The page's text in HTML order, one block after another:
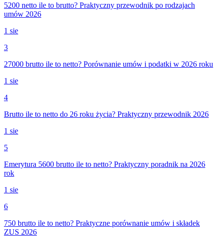
5200 netto ile to brutto? Praktyczny przewodnik po rodzajach
umów 2026
1 sie
3
27000 brutto ile to netto? Porównanie umów i podatki w 2026 roku
1 sie
4
Brutto ile to netto do 26 roku życia? Praktyczny przewodnik 2026
1 sie
5
Emerytura 5600 brutto ile to netto? Praktyczny poradnik na 2026
rok
1 sie
6
750 brutto ile to netto? Praktyczne porównanie umów i składek
ZUS 2026